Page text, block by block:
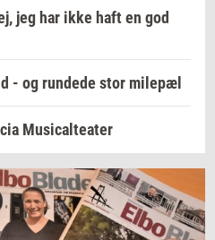
jeg har ikke haft en god
- og rundede stor milepæl
Musicalteater